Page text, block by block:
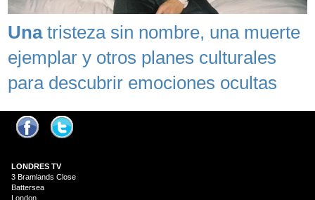
Unatristeza sin nombre, una muerte
ejemplar y otros planes culturales
para descubrir emociones ocultas
LONDRES TV
3 Bramlands Close
Battersea
London